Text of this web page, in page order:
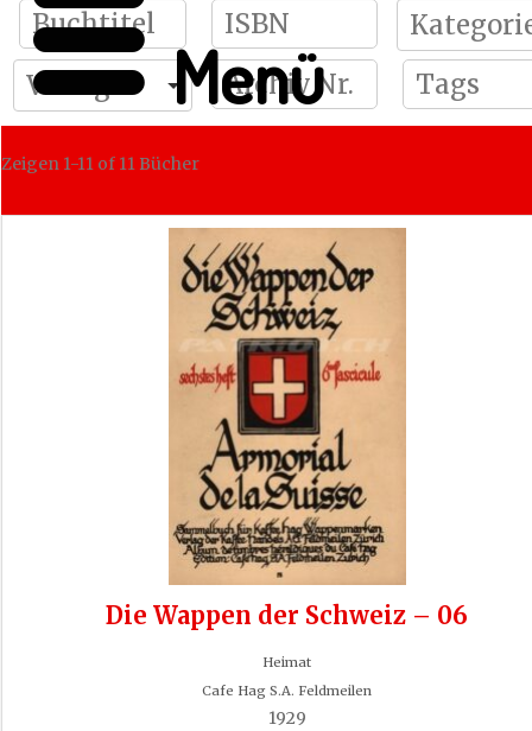
Zeigen 1-11 of 11 Bücher
Die Wappen der Schweiz – 06
Heimat
Cafe Hag S.A. Feldmeilen
1929
Menü